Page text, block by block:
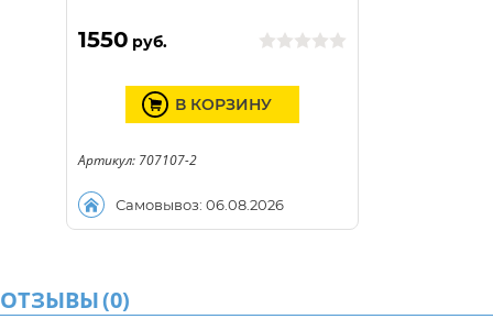
1550 руб.
Самовывоз: 06.08.2026
В КОРЗИНУ
Артикул: 707107-2
ОТЗЫВЫ(0)